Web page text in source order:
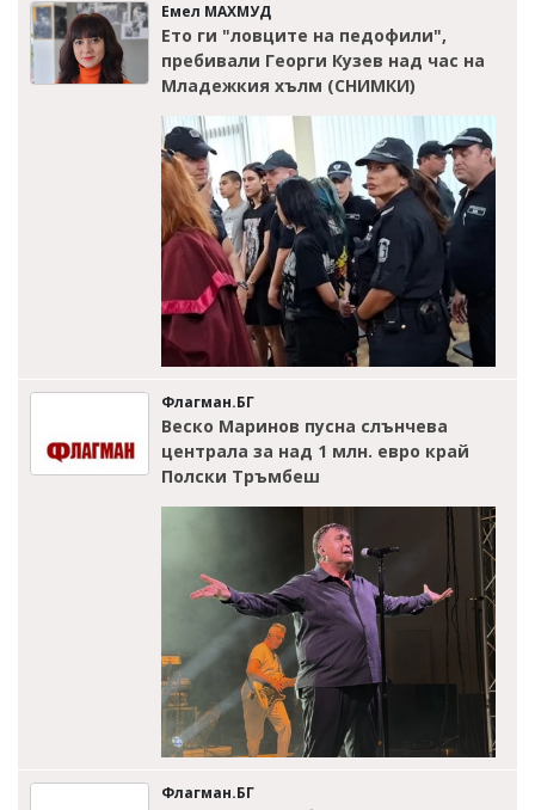
Емел МАХМУД
Ето ги "ловците на педофили",
пребивали Георги Кузев над час на
Младежкия хълм (СНИМКИ)
Флагман.БГ
Веско Маринов пусна слънчева
централа за над 1 млн. евро край
Полски Тръмбеш
Флагман.БГ